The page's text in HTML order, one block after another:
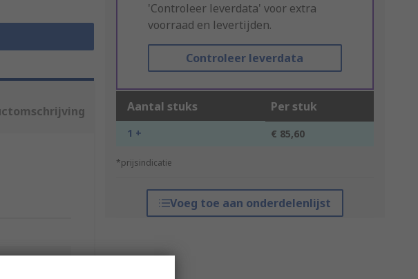
'Controleer leverdata' voor extra
voorraad en levertijden.
Controleer leverdata
Aantal stuks Per stuk
1 + € 85,60
*prijsindicatie
Voeg toe aan onderdelenlijst